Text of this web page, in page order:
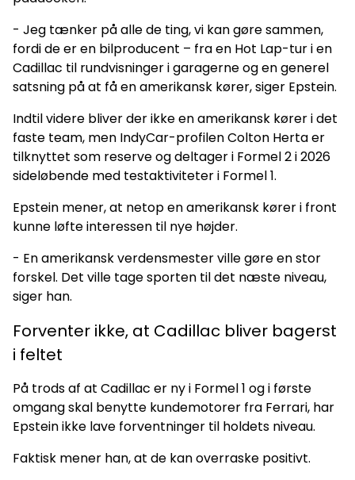
- Jeg tænker på alle de ting, vi kan gøre sammen,
fordi de er en bilproducent – fra en Hot Lap-tur i en
Cadillac til rundvisninger i garagerne og en generel
satsning på at få en amerikansk kører, siger Epstein.
Indtil videre bliver der ikke en amerikansk kører i det
faste team, men IndyCar-profilen Colton Herta er
tilknyttet som reserve og deltager i Formel 2 i 2026
sideløbende med testaktiviteter i Formel 1.
Epstein mener, at netop en amerikansk kører i front
kunne løfte interessen til nye højder.
- En amerikansk verdensmester ville gøre en stor
forskel. Det ville tage sporten til det næste niveau,
siger han.
Forventer ikke, at Cadillac bliver bagerst
i feltet
På trods af at Cadillac er ny i Formel 1 og i første
omgang skal benytte kundemotorer fra Ferrari, har
Epstein ikke lave forventninger til holdets niveau.
Faktisk mener han, at de kan overraske positivt.